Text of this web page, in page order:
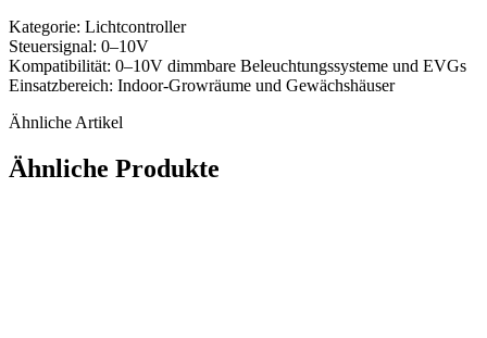
Kategorie: Lichtcontroller
Steuersignal: 0–10V
Kompatibilität: 0–10V dimmbare Beleuchtungssysteme und EVGs
Einsatzbereich: Indoor-Growräume und Gewächshäuser
Ähnliche Artikel
Ähnliche Produkte